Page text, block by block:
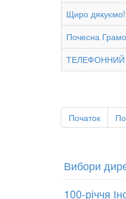
Щиро дякуємо!
Почесна
ТЕЛЕФОННИЙ
Початок
Вибори
100-річчя